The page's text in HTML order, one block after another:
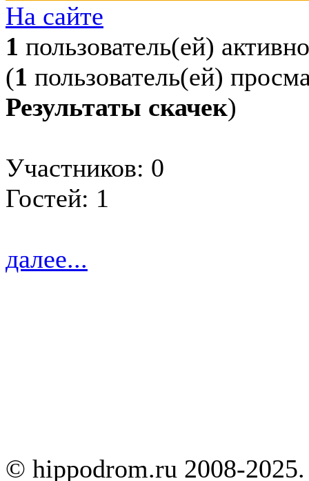
На сайте
1 пользователь(ей) активно
(1 пользователь(ей)
Результаты скачек)
Участников: 0
Гостей: 1
далее...
© hippodrom.ru 2008-